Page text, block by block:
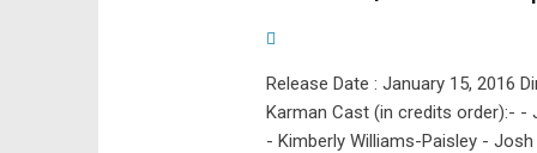
Release Date : January 15, 2016
Karman Cast (in credits order):- -
- Kimberly Williams-Paisley -